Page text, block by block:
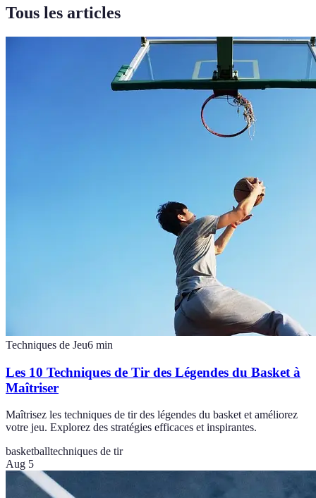
Tous les articles
Techniques de Jeu6 min
Les 10 Techniques de Tir des Légendes du Basket à
Maîtriser
Maîtrisez les techniques de tir des légendes du basket et améliorez
votre jeu. Explorez des stratégies efficaces et inspirantes.
basketballtechniques de tir
Aug 5